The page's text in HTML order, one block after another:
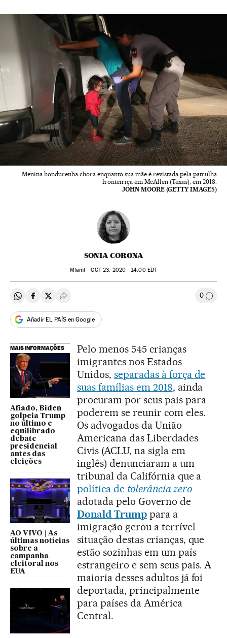
Menina hondurenha chora enquanto sua mãe é revistada pela patrulha
fronteiriça em McAllen (Texas), em 2018.
JOHN MOORE (GETTY IMAGES)
SONIA CORONA
Miami - OCT23, 2020 - 14:00EDT
Compartir en Whatsapp
Compartir en Facebook
Compartir en Twitter
Desplegar Redes Sociales 0
Añadir EL PAÍS en Google
MAIS INFORMAÇÕES
Afiado, Biden
golpeia Trump
no último e
equilibrado
debate
presidencial
antes das
eleições
AO VIVO | As
últimas notícias
sobre a
campanha
eleitoral nos
EUA
Pelo menos 545 crianças
imigrantes nos Estados
Unidos, separadas à força de
suas famílias em 2018, ainda
procuram por seus pais para
poderem se reunir com eles.
Os advogados da União
Americana das Liberdades
Civis (ACLU, na sigla em
inglês) denunciaram a um
tribunal da Califórnia que a
política de tolerância zero
adotada pelo Governo de
Donald Trumppara a
imigração gerou a terrível
situação destas crianças, que
estão sozinhas em um país
estrangeiro e sem seus pais. A
maioria desses adultos já foi
deportada, principalmente
para países da América
Central.